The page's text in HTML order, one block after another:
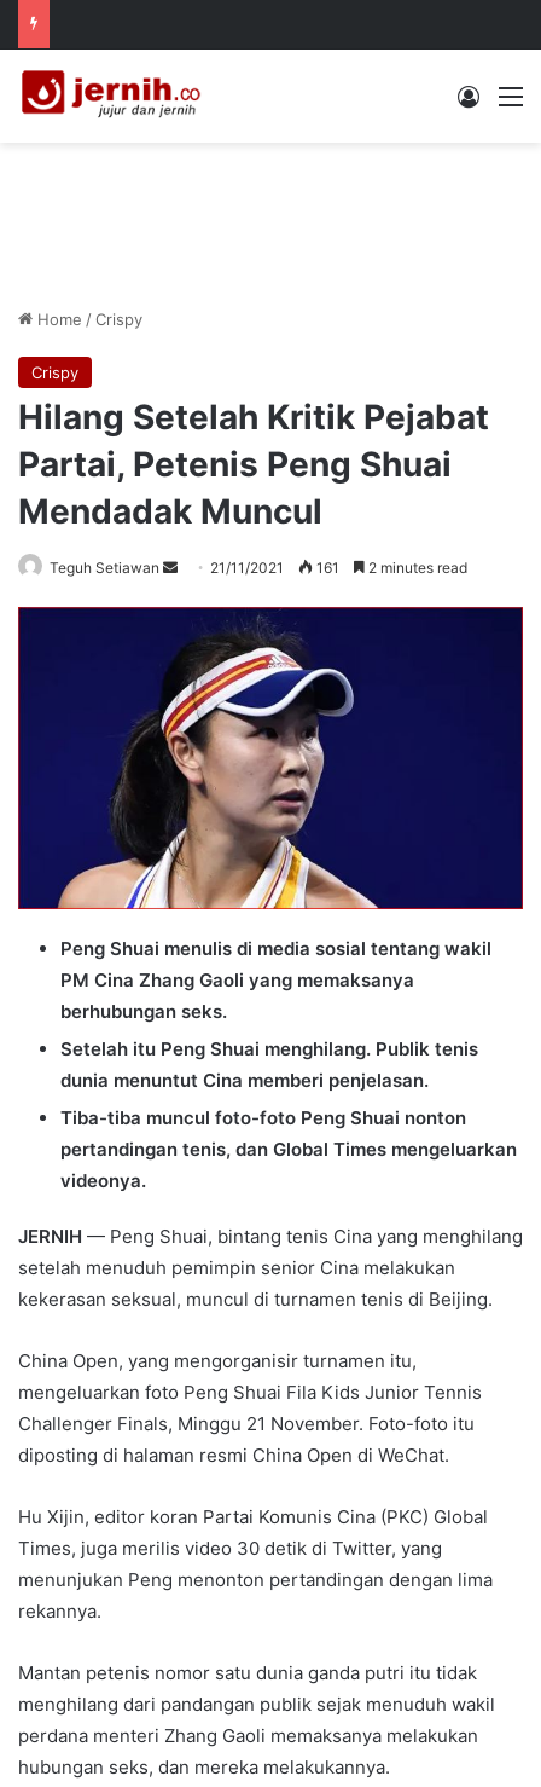
Log In
Home /Crispy
Crispy
Hilang Setelah Kritik Pejabat
Partai, Petenis Peng Shuai
Mendadak Muncul
Teguh Setiawan
Send 21/11/2021 161 2 minutes read
Peng Shuai menulis di media sosial tentang wakil
PM Cina Zhang Gaoli yang memaksanya
berhubungan seks.
Setelah itu Peng Shuai menghilang. Publik tenis
dunia menuntut Cina memberi penjelasan.
Tiba-tiba muncul foto-foto Peng Shuai nonton
pertandingan tenis, dan Global Times mengeluarkan
videonya.
JERNIH — Peng Shuai, bintang tenis Cina yang menghilang
setelah menuduh pemimpin senior Cina melakukan
kekerasan seksual, muncul di turnamen tenis di Beijing.
China Open, yang mengorganisir turnamen itu,
mengeluarkan foto Peng Shuai Fila Kids Junior Tennis
Challenger Finals, Minggu 21 November. Foto-foto itu
diposting di halaman resmi China Open di WeChat.
Hu Xijin, editor koran Partai Komunis Cina (PKC) Global
Times, juga merilis video 30 detik di Twitter, yang
menunjukan Peng menonton pertandingan dengan lima
rekannya.
Mantan petenis nomor satu dunia ganda putri itu tidak
menghilang dari pandangan publik sejak menuduh wakil
perdana menteri Zhang Gaoli memaksanya melakukan
hubungan seks, dan mereka melakukannya.